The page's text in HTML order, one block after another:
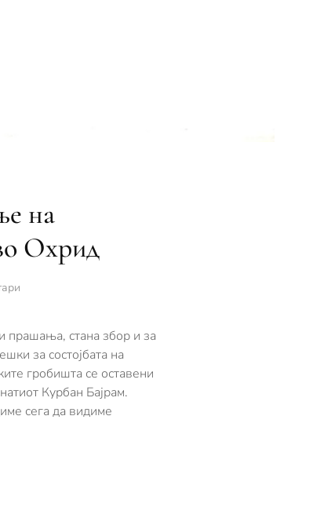
на
Охрид
е реконструкција
подобрување
на
инфраструктурата
на
градските
прашања, стана збор и за
за состојбата на
гробишта се оставени
Курбан Бајрам.
сега да видиме